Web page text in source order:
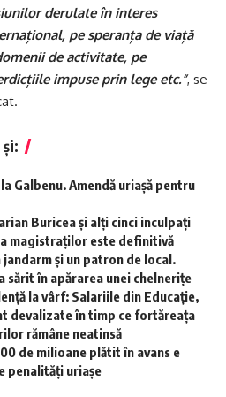
derulate în interes
pe speranța de viață
de activitate, pe
impuse prin lege etc.”, se
Galbenu. Amendă uriașă pentru
Buricea și alți cinci inculpați
magistraților este definitivă
și un patron de local.
sărit în apărarea unei chelnerițe
la vârf: Salariile din Educație,
devalizate în timp ce fortăreața
rămâne neatinsă
de milioane plătit în avans e
penalități uriașe